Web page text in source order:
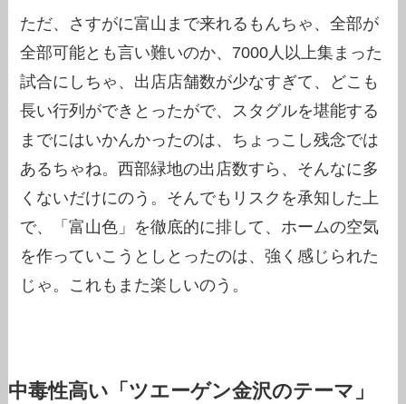
ただ、さすがに富山まで来れるもんちゃ、全部が
全部可能とも言い難いのか、7000人以上集まった
試合にしちゃ、出店店舗数が少なすぎて、どこも
長い行列ができとったがで、スタグルを堪能する
までにはいかんかったのは、ちょっこし残念では
あるちゃね。西部緑地の出店数すら、そんなに多
くないだけにのう。そんでもリスクを承知した上
で、「富山色」を徹底的に排して、ホームの空気
を作っていこうとしとったのは、強く感じられた
じゃ。これもまた楽しいのう。
中毒性高い「ツエーゲン金沢のテーマ」